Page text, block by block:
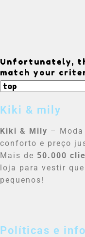
Unfortunately,
match your
Kiki & mily
Kiki & Mily –
conforto e preço
Mais de 50.000
loja para vestir
pequenos!
Políticas e